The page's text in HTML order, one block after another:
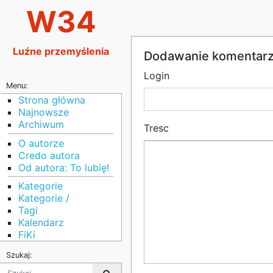
W34
Luźne przemyślenia
Menu:
Strona główna
Najnowsze
Archiwum
O autorze
Credo autora
Od autora: To lubię!
Kategorie
Kategorie /
Tagi
Kalendarz
FiKi
Szukaj:
Dodawanie
Login
Tresc